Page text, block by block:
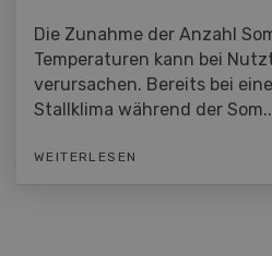
Die Zunahme der Anzahl
Temperaturen kann bei
verursachen. Bereits bei
Stallklima während der
WEITERLESEN